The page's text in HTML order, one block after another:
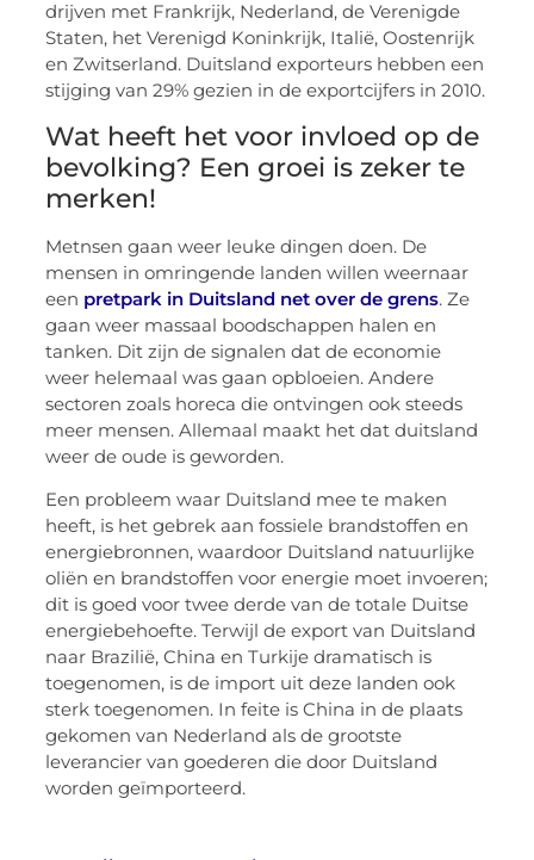
drijven met Frankrijk, Nederland, de Verenigde
Staten, het Verenigd Koninkrijk, Italië, Oostenrijk
en Zwitserland. Duitsland exporteurs hebben een
stijging van 29% gezien in de exportcijfers in 2010.
Wat heeft het voor invloed op de
bevolking? Een groei is zeker te
merken!
Metnsen gaan weer leuke dingen doen. De
mensen in omringende landen willen weernaar
een pretpark in Duitsland net over de grens. Ze
gaan weer massaal boodschappen halen en
tanken. Dit zijn de signalen dat de economie
weer helemaal was gaan opbloeien. Andere
sectoren zoals horeca die ontvingen ook steeds
meer mensen. Allemaal maakt het dat duitsland
weer de oude is geworden.
Een probleem waar Duitsland mee te maken
heeft, is het gebrek aan fossiele brandstoffen en
energiebronnen, waardoor Duitsland natuurlijke
oliën en brandstoffen voor energie moet invoeren;
dit is goed voor twee derde van de totale Duitse
energiebehoefte. Terwijl de export van Duitsland
naar Brazilië, China en Turkije dramatisch is
toegenomen, is de import uit deze landen ook
sterk toegenomen. In feite is China in de plaats
gekomen van Nederland als de grootste
leverancier van goederen die door Duitsland
worden geïmporteerd.